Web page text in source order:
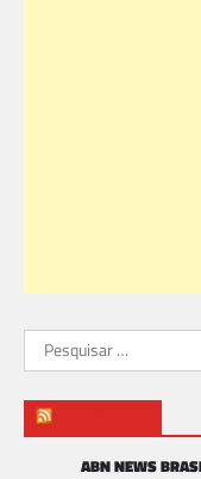
Pesquisar
por:
ABN NEWS